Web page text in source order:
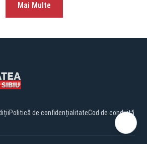
Mai Multe
Politică de confidențialitateCod de conduită